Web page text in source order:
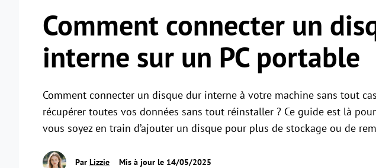
Comment connecter un
interne sur un PC portable
Comment connecter un disque dur interne à votre machine sans tout
récupérer toutes vos données sans tout réinstaller ? Ce guide est là
vous soyez en train d’ajouter un disque pour plus de stockage ou de
Par Lizzie Mis à jour le 14/05/2025